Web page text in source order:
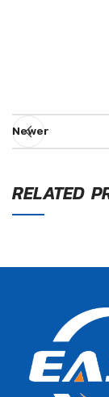
Newer
RELATED
A LACUS